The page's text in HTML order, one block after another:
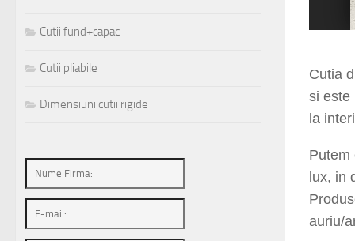
Cutia
si este
la
Putem
lux, in
auriu/
Cutii fund+capac
Cutii pliabile
Dimensiuni cutii rigide